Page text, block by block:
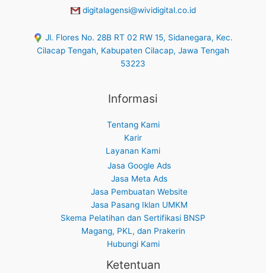
digitalagensi@wividigital.co.id
Jl. Flores No. 28B RT 02 RW 15, Sidanegara, Kec.
Cilacap Tengah, Kabupaten Cilacap, Jawa Tengah
53223
Informasi
Tentang Kami
Karir
Layanan Kami
Jasa Google Ads
Jasa Meta Ads
Jasa Pembuatan Website
Jasa Pasang Iklan UMKM
Skema Pelatihan dan Sertifikasi BNSP
Magang, PKL, dan Prakerin
Hubungi Kami
Ketentuan